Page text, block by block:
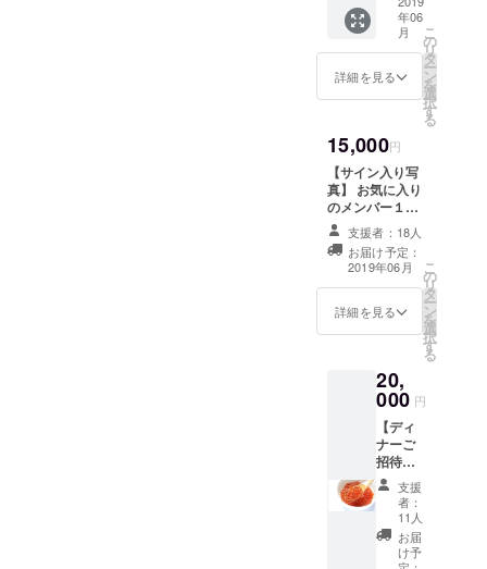
中から
１本ボ
トルを
選んで
頂き
す！ 来
２名分
ランチ
セット
提供
（ワン
ドリン
北海道
の美味
用した
美味し
いラン
チセッ
トにな
りま
す！
豚丼、
ラーメ
ン、ハ
ンバー
年06
月
詳細を見る
こ
の
リ
タ
ー
ン
を
選
択
す
る
15,000円
【サイン入り写
真】 お気に入り
のメンバー１人
のサイン入り写
真をお送り致し
ます！ 大樹町で
撮影したメン
バーの写真をお
送り致します！
※ご支援の際に、
ご希望のメン
バーのお名前を
備考欄にご記入
ください。
支援者：18人
お届け予定：
2019年06月
詳細を見る
こ
の
リ
タ
ー
ン
を
選
択
す
る
20,
000 円
【ディ
ナーご
招待】
オープ
ン記念
パー
ティー
ディ
支援
者：
11人
お届
け予